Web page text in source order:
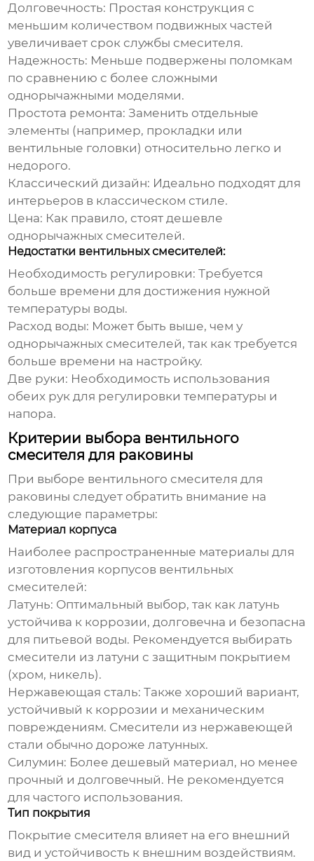
Долговечность: Простая конструкция с
меньшим количеством подвижных частей
увеличивает срок службы смесителя.
Надежность: Меньше подвержены поломкам
по сравнению с более сложными
однорычажными моделями.
Простота ремонта: Заменить отдельные
элементы (например, прокладки или
вентильные головки) относительно легко и
недорого.
Классический дизайн: Идеально подходят для
интерьеров в классическом стиле.
Цена: Как правило, стоят дешевле
однорычажных смесителей.
Недостатки вентильных смесителей:
Необходимость регулировки: Требуется
больше времени для достижения нужной
температуры воды.
Расход воды: Может быть выше, чем у
однорычажных смесителей, так как требуется
больше времени на настройку.
Две руки: Необходимость использования
обеих рук для регулировки температуры и
напора.
Критерии выбора вентильного
смесителя для раковины
При выборе вентильного смесителя для
раковины следует обратить внимание на
следующие параметры:
Материал корпуса
Наиболее распространенные материалы для
изготовления корпусов вентильных
смесителей:
Латунь: Оптимальный выбор, так как латунь
устойчива к коррозии, долговечна и безопасна
для питьевой воды. Рекомендуется выбирать
смесители из латуни с защитным покрытием
(хром, никель).
Нержавеющая сталь: Также хороший вариант,
устойчивый к коррозии и механическим
повреждениям. Смесители из нержавеющей
стали обычно дороже латунных.
Силумин: Более дешевый материал, но менее
прочный и долговечный. Не рекомендуется
для частого использования.
Тип покрытия
Покрытие смесителя влияет на его внешний
вид и устойчивость к внешним воздействиям.